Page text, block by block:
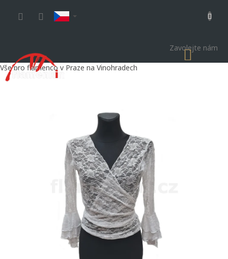
Zavolejte nám
Vše pro flamenco v Praze na Vinohradech
KOŠÍK